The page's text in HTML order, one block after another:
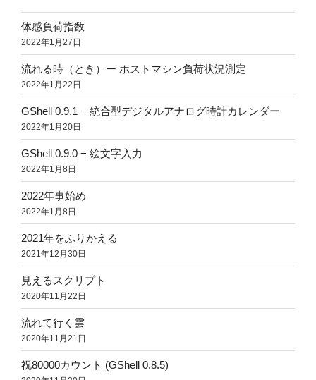
体感負荷指数
2022年1月27日
流れる時（とき）ー ホストマシン負荷状況測定
2022年1月22日
GShell 0.9.1 − 統合型デジタルアナログ時計カレンダー
2022年1月20日
GShell 0.9.0 − 絵文字入力
2022年1月8日
2022年事始め
2022年1月8日
2021年をふりかえる
2021年12月30日
見えるスクリプト
2020年11月22日
流れて行く雲
2020年11月21日
祝80000カウント (GShell 0.8.5)